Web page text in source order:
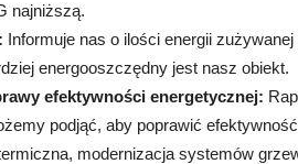
najniższą.
Informuje nas o ilości energii
energooszczędny jest nasz obiekt.
efektywności energetycznej:
podjąć, aby poprawić
modernizacja systemów